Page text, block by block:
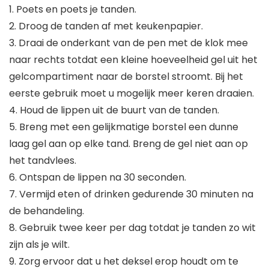
1. Poets en poets je tanden.
2. Droog de tanden af met keukenpapier.
3. Draai de onderkant van de pen met de klok mee
naar rechts totdat een kleine hoeveelheid gel uit het
gelcompartiment naar de borstel stroomt. Bij het
eerste gebruik moet u mogelijk meer keren draaien.
4. Houd de lippen uit de buurt van de tanden.
5. Breng met een gelijkmatige borstel een dunne
laag gel aan op elke tand. Breng de gel niet aan op
het tandvlees.
6. Ontspan de lippen na 30 seconden.
7. Vermijd eten of drinken gedurende 30 minuten na
de behandeling.
8. Gebruik twee keer per dag totdat je tanden zo wit
zijn als je wilt.
9. Zorg ervoor dat u het deksel erop houdt om te